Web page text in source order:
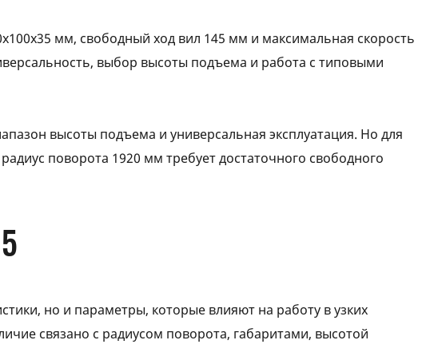
мм, свободный ход вил 145 мм и максимальная скорость
выбор высоты подъема и работа с типовыми
высоты подъема и универсальная эксплуатация. Но для
поворота 1920 мм требует достаточного свободного
но и параметры, которые влияют на работу в узких
связано с радиусом поворота, габаритами, высотой